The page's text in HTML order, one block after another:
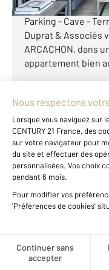
prisé des
Parking - Cave -
Duprat & Associés
ARCACHON, dans
appartement bien
Exclusivité